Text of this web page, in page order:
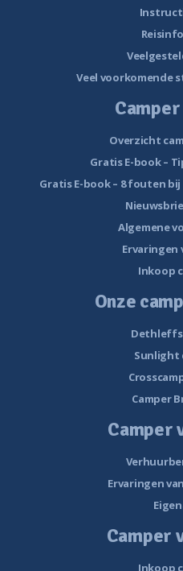
Veel voorkomende
Overzicht
Gratis E-book –
Gratis E-book – 8 fouten
Algemene
Ervaringen
Inkoop
Onze
Dethleffs
Sunlight
Camper
Camper
Ervaringen
Camper
Inkoop